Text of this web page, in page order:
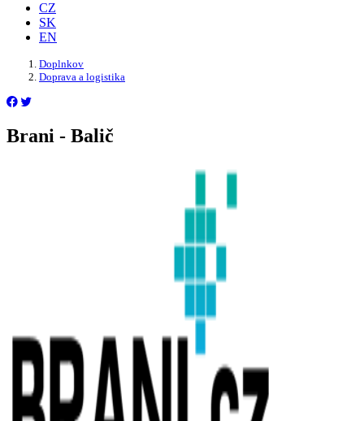
CZ
SK
EN
Doplnkov
Doprava a logistika
Brani - Balič